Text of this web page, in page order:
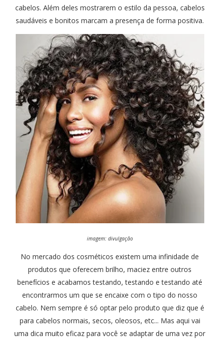
cabelos. Além deles mostrarem o estilo da pessoa, cabelos
saudáveis e bonitos marcam a presença de forma positiva.
imagem: divulgação
No mercado dos cosméticos existem uma infinidade de
produtos que oferecem brilho, maciez entre outros
benefícios e acabamos testando, testando e testando até
encontrarmos um que se encaixe com o tipo do nosso
cabelo. Nem sempre é só optar pelo produto que diz que é
para cabelos normais, secos, oleosos, etc... Mas aqui vai
uma dica muito eficaz para você se adaptar de uma vez por